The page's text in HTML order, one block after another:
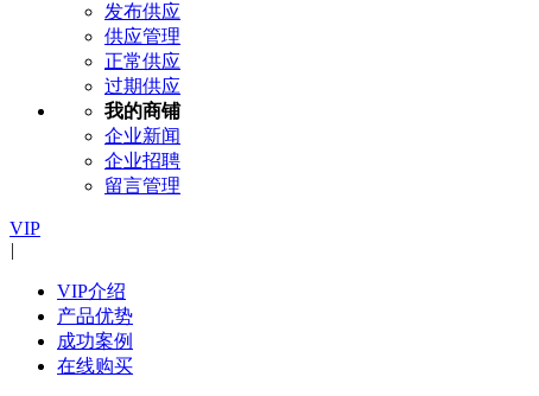
发布供应
供应管理
正常供应
过期供应
我的商铺
企业新闻
企业招聘
留言管理
VIP
|
VIP介绍
产品优势
成功案例
在线购买